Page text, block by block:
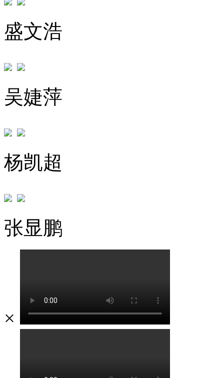
盛文浩
吴婕萍
杨凯超
张显鹏
×